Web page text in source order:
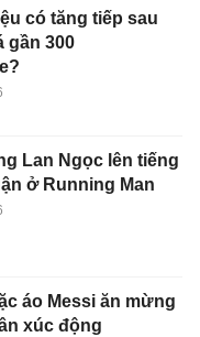
có tăng tiếp sau
gần 300
Lan Ngọc lên tiếng
ở Running Man
áo Messi ăn mừng
xúc động